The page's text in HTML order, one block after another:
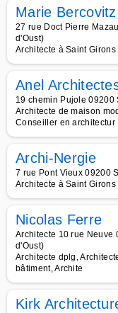
Marie Bercovitz
27 rue Doct Pierre
d'Oust)
Architecte à Saint Girons
Anel
19 chemin Pujole 09200
Architecte de maison
Conseiller en architectur
Archi-Nergie
7 rue Pont Vieux 09200
Architecte à Saint Girons
Nicolas Ferre
Architecte 10 rue Neuve
d'Oust)
Architecte dplg,
bâtiment, Archite
Kirk